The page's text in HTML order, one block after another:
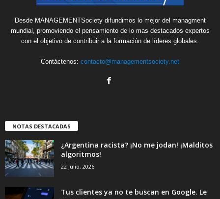
Desde MANAGEMENTSociety difundimos lo mejor del managment
mundial, promoviendo el pensamiento de lo mas destacados expertos
con el objetivo de contribuir a la formación de líderes globales.
Contáctenos: contacto@managementsociety.net
NOTAS DESTACADAS
¿Argentina racista? ¡No me jodan! ¡Malditos
algoritmos!
22 julio, 2026
Tus clientes ya no te buscan en Google. Le